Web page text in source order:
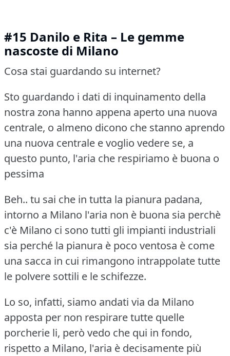
#15 Danilo e Rita – Le gemme
nascoste di Milano
Cosa stai guardando su internet?
Sto guardando i dati di inquinamento della
nostra zona hanno appena aperto una nuova
centrale, o almeno dicono che stanno aprendo
una nuova centrale e voglio vedere se, a
questo punto, l'aria che respiriamo è buona o
pessima
Beh.. tu sai che in tutta la pianura padana,
intorno a Milano l'aria non è buona sia perchè
c'è Milano ci sono tutti gli impianti industriali
sia perché la pianura è poco ventosa è come
una sacca in cui rimangono intrappolate tutte
le polvere sottili e le schifezze.
Lo so, infatti, siamo andati via da Milano
apposta per non respirare tutte quelle
porcherie li, però vedo che qui in fondo,
rispetto a Milano, l'aria è decisamente più